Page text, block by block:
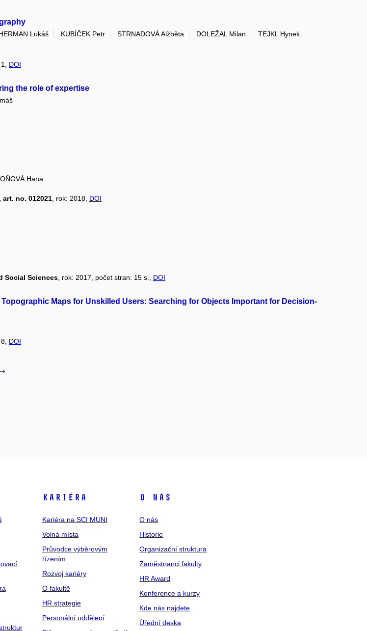
Lukáš KUBÍČEK Petr STRNADOVÁ Alžběta DOLEŽAL Milan
TEJKL Hynek
DOI
the role of expertise
Hana
no. 012021, rok: 2018, DOI
Social Sciences , rok: 2017, počet stran: 15 s., DOI
Maps for Unskilled Users: Searching for Objects Important for Decision-
DOI
Kariéra
Kariéra na SCI MUNI
Volná místa
Průvodce výběrovým
řízením
Rozvoj kariéry
O fakultě
HR strategie
Personální oddělení
O nás
O nás
Historie
Organizační struktura
Zaměstnanci fakulty
HR Award
Konference a kurzy
Kde nás najdete
Úřední deska